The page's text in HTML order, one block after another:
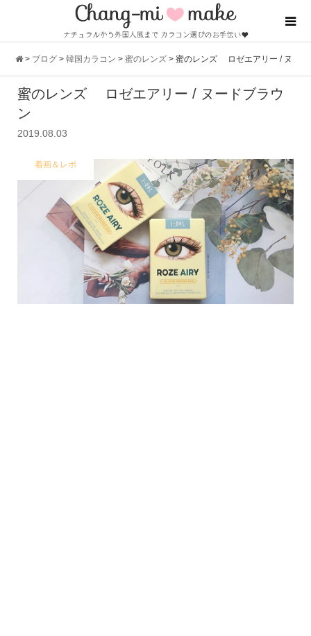
> ブログ >韓国カラコン >蜜のレンズ >蜜のレンズ ロゼエアリー / ヌ
ードブラウン
蜜のレンズ ロゼエアリー / ヌードブラウ
ン
2019.08.03
着画＆レポ